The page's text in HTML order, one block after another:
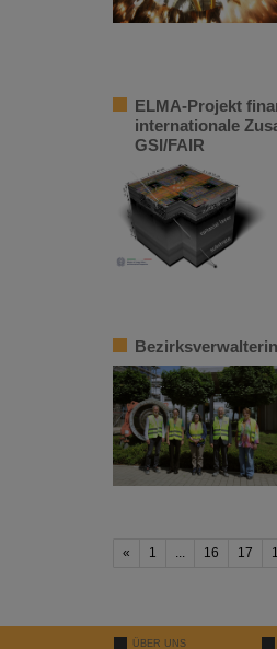
ELMA-Projekt
internationale
GSI/FAIR
« 1 ... 16 17
ÜBER UNS